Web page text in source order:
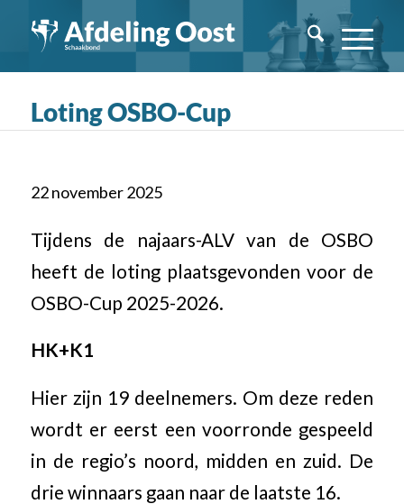
Loting OSBO-Cup
22 november 2025
Tijdens de najaars-ALV van de OSBO
heeft de loting plaatsgevonden voor de
OSBO-Cup 2025-2026.
HK+K1
Hier zijn 19 deelnemers. Om deze reden
wordt er eerst een voorronde gespeeld
in de regio’s noord, midden en zuid. De
drie winnaars gaan naar de laatste 16.